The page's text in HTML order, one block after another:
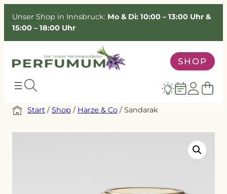
Unser Shop in Innsbruck: Mo & Di: 10:00 – 13:00 Uhr &
15:00 – 18:00 Uhr
SHOP
Start / Shop / Harze & Co / Sandarak